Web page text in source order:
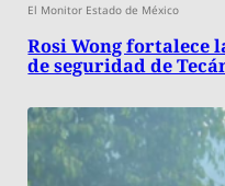
El Monitor Estado de México
Rosi Wong fortalece
de seguridad de